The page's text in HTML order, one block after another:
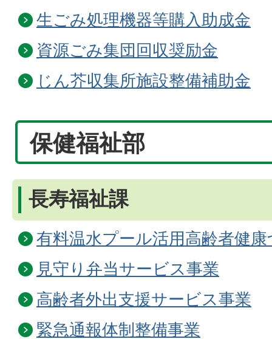
生ごみ処理機器等購入助成金
資源ごみ集団回収奨励金
じん芥収集所施設整備補助金
保健福祉部
長寿福祉課
有料温水プール活用高齢者健
見守り弁当サービス事業
高齢者外出支援サービス事業
緊急通報体制整備事業